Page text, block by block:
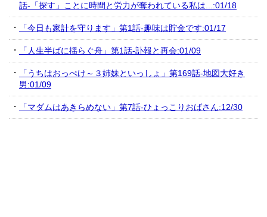
話-「探す」ことに時間と労力が奪われている私は...:01/18
「今日も家計を守ります」第1話-趣味は貯金です:01/17
「人生半ばに揺らぐ舟」第1話-訃報と再会:01/09
「うちはおっぺけ～３姉妹といっしょ」第169話-地図大好き
男:01/09
「マダムはあきらめない」第7話-ひょっこりおばさん:12/30